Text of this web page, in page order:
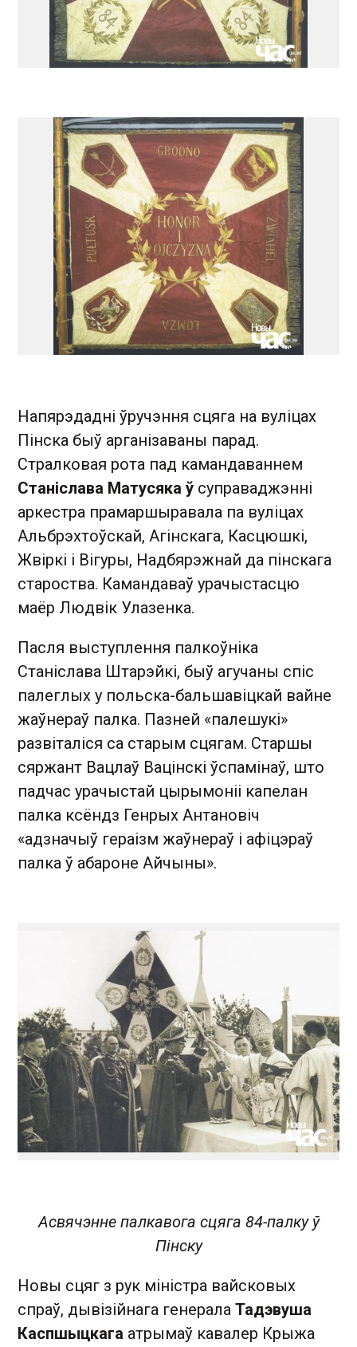
Напярэдадні ўручэння сцяга на вуліцах
Пінска быў арганізаваны парад.
Стралковая рота пад камандаваннем
Станіслава Матусяка ў суправаджэнні
аркестра прамаршыравала па вуліцах
Альбрэхтоўскай, Агінскага, Касцюшкі,
Жвіркі і Вігуры, Надбярэжнай да пінскага
староства. Камандаваў урачыстасцю
маёр Людвік Улазенка.
Пасля выступлення палкоўніка
Станіслава Штарэйкі, быў агучаны спіс
палеглых у польска-бальшавіцкай вайне
жаўнераў палка. Пазней «палешукі»
развіталіся са старым сцягам. Старшы
сяржант Вацлаў Вацінскі ўспамінаў, што
падчас урачыстай цырымоніі капелан
палка ксёндз Генрых Антановіч
«адзначыў гераізм жаўнераў і афіцэраў
палка ў абароне Айчыны».
Асвячэнне палкавога сцяга 84-палку ў
Пінску
Новы сцяг з рук міністра вайсковых
спраў, дывізійнага генерала Тадэвуша
Каспшыцкага атрымаў кавалер Крыжа